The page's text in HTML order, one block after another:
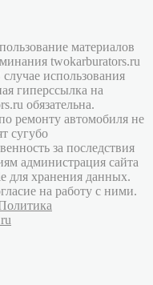
материалов
twokarburators.ru
использования
гиперссылка на
обязательна.
ремонту автомобиля не
сугубо
за последствия
администрация сайта
для хранения данных.
на работу с ними.